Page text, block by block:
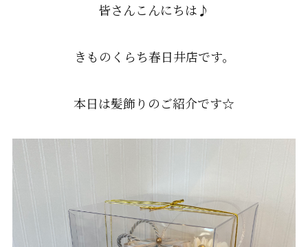
皆さんこんにちは♪
きものくらち春日井店です。
本日は髪飾りのご紹介です☆